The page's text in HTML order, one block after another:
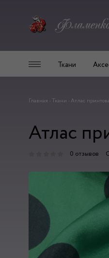
Ткани
Главная - Ткани -Атлас
Атлас
0 отзывов